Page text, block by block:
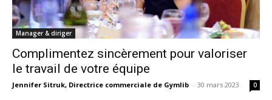
Manager & diriger
Complimentez sincèrement pour valoriser
le travail de votre équipe
Jennifer Sitruk, Directrice commerciale de Gymlib - 30 mars 2023 0